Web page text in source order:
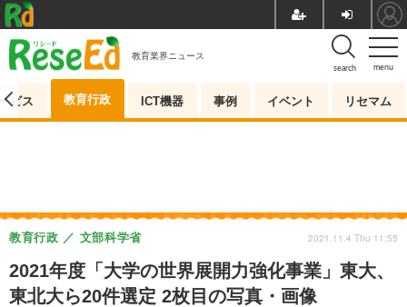
menu
search
教育業界ニュース
ビス 教育行政 ICT機器 事例 イベント リセマム
2021年度「大学の世界展開力強化事業」東大、
東北大ら20件選定 2枚目の写真・画像
教育行政 文部科学省 2021.11.4 Thu 11:55